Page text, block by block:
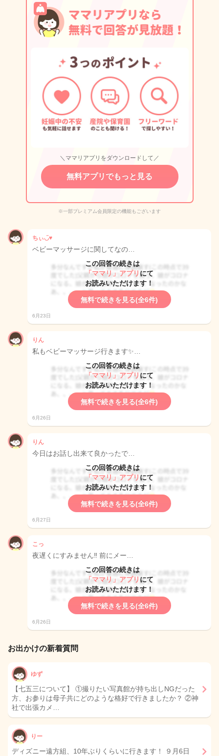
＼ママリアプリをダウンロードして／
無料アプリでもっと見る
※一部プレミアム会員限定の機能もございます
ちぃ◡̈♥︎
ベビーマッサージに関してなの…
この回答の続きは
「ママリ」アプリ にて
お読みいただけます！
無料で続きを見る(全6件)
6月23日
りん
私もベビーマッサージ行きます✨…
この回答の続きは
「ママリ」アプリ にて
お読みいただけます！
無料で続きを見る(全6件)
6月26日
りん
今日はお話し出来て良かったで…
この回答の続きは
「ママリ」アプリ にて
お読みいただけます！
無料で続きを見る(全6件)
6月27日
こっ
夜遅くにすみません‼️ 前にメー…
この回答の続きは
「ママリ」アプリ にて
お読みいただけます！
無料で続きを見る(全6件)
6月26日
お出かけの新着質問
ゆず
【七五三について】 ①撮りたい写真館が持ち出しNGだった
方、お参りは母子共にどのような格好で行きましたか？ ②神
社で出張カメ…
りー
ディズニー遠方組、10年ぶりくらいに行きます！ ９月6日